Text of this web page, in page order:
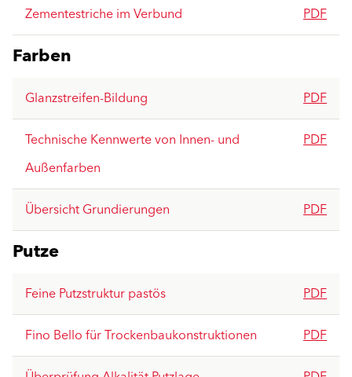
Zementestriche im Verbund
PDF
Farben
Glanzstreifen-Bildung
PDF
Technische Kennwerte von Innen- und
Außenfarben
PDF
Übersicht Grundierungen PDF
Putze
Feine Putzstruktur pastös
PDF
Fino Bello für Trockenbaukonstruktionen
PDF